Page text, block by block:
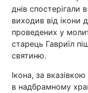
днів спостерігали
виходив від ікони
проведених у
старець Гавриїл
святиню.
Ікона, за
в надбрамному